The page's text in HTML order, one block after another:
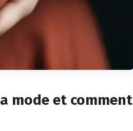
mode et comment